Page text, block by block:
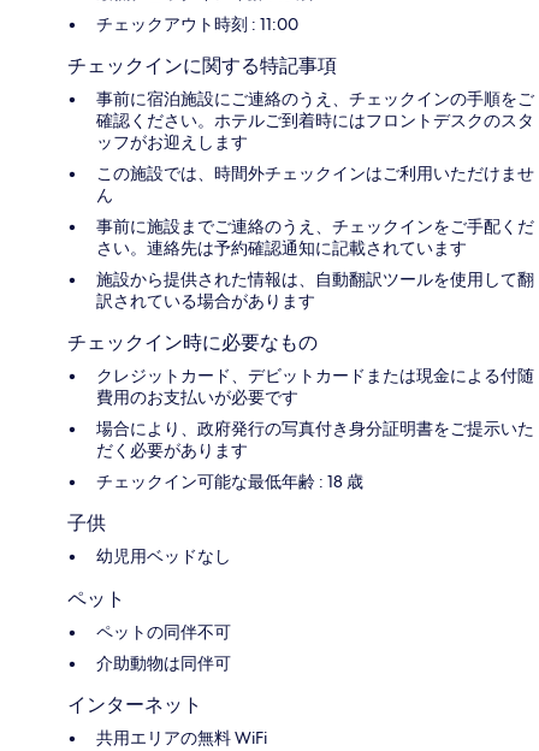
チェックアウト時刻 : 11:00
チェックインに関する特記事項
事前に宿泊施設にご連絡のうえ、チェックインの手順をご
確認ください。ホテルご到着時にはフロントデスクのスタ
ッフがお迎えします
この施設では、時間外チェックインはご利用いただけませ
ん
事前に施設までご連絡のうえ、チェックインをご手配くだ
さい。連絡先は予約確認通知に記載されています
施設から提供された情報は、自動翻訳ツールを使用して翻
訳されている場合があります
チェックイン時に必要なもの
クレジットカード、デビットカードまたは現金による付随
費用のお支払いが必要です
場合により、政府発行の写真付き身分証明書をご提示いた
だく必要があります
チェックイン可能な最低年齢 : 18 歳
子供
幼児用ベッドなし
ペット
ペットの同伴不可
介助動物は同伴可
インターネット
共用エリアの無料 WiFi